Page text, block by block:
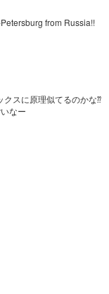
from Russia!!
クスに原理似てるのかな⁇
なー